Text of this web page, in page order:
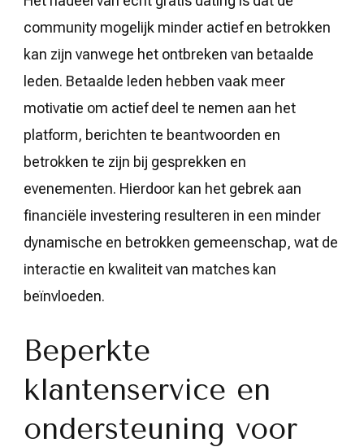
community mogelijk minder actief en betrokken
kan zijn vanwege het ontbreken van betaalde
leden. Betaalde leden hebben vaak meer
motivatie om actief deel te nemen aan het
platform, berichten te beantwoorden en
betrokken te zijn bij gesprekken en
evenementen. Hierdoor kan het gebrek aan
financiële investering resulteren in een minder
dynamische en betrokken gemeenschap, wat de
interactie en kwaliteit van matches kan
beïnvloeden.
Beperkte
klantenservice en
ondersteuning voor